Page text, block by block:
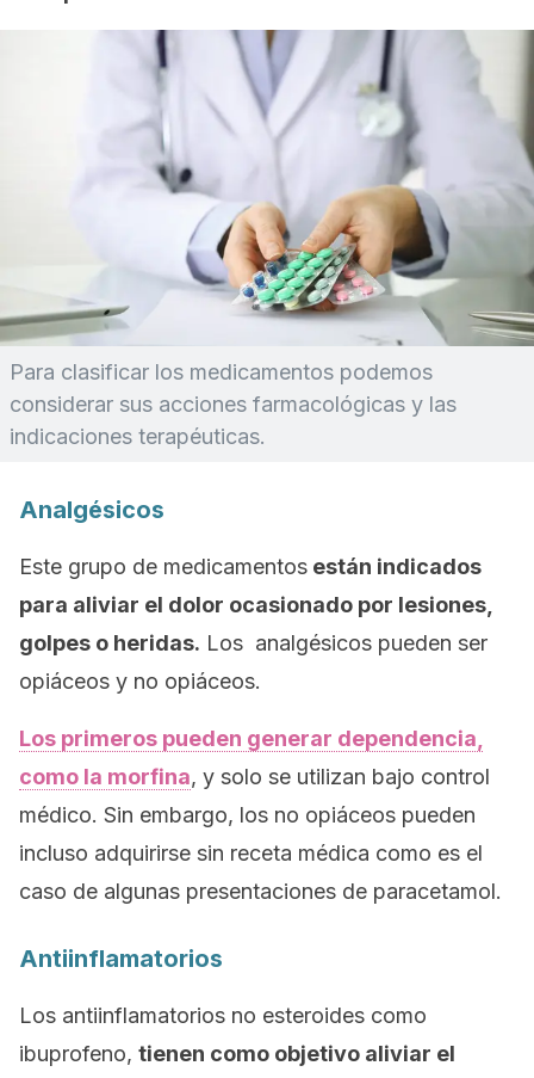
Para clasificar los medicamentos podemos
considerar sus acciones farmacológicas y las
indicaciones terapéuticas.
Analgésicos
Este grupo de medicamentos están indicados
para aliviar el dolor ocasionado por lesiones,
golpes o heridas. Los analgésicos pueden ser
opiáceos y no opiáceos.
Los primeros pueden generar dependencia,
como la morfina, y solo se utilizan bajo control
médico. Sin embargo, los no opiáceos pueden
incluso adquirirse sin receta médica como es el
caso de algunas presentaciones de paracetamol.
Antiinflamatorios
Los antiinflamatorios no esteroides como
ibuprofeno, tienen como objetivo aliviar el